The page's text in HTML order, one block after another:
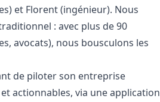
et Florent (ingénieur). Nous
: avec plus de 90
avocats), nous bousculons les
de piloter son entreprise
actionnables, via une application